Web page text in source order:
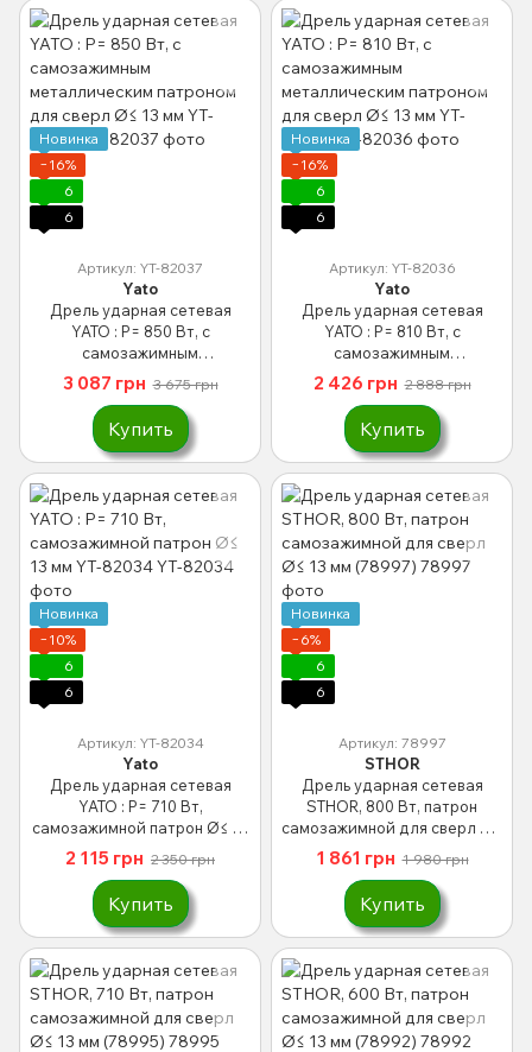
Новинка
−16%
6
6
Артикул: YT-82037
Yato
Дрель ударная сетевая
YATO : P= 850 Вт, с
самозажимным
металлическим патроном
для сверл Ø≤ 13 мм YT-82037
3 087 грн 3 675 грн
Купить
Новинка
−16%
6
6
Артикул: YT-82036
Yato
Дрель ударная сетевая
YATO : P= 810 Вт, с
самозажимным
металлическим патроном
для сверл Ø≤ 13 мм YT-82036
2 426 грн 2 888 грн
Купить
Новинка
−10%
6
6
Артикул: YT-82034
Yato
Дрель ударная сетевая
YATO : P= 710 Вт,
самозажимной патрон Ø≤ 13
мм YT-82034
2 115 грн 2 350 грн
Купить
Новинка
−6%
6
6
Артикул: 78997
STHOR
Дрель ударная сетевая
STHOR, 800 Вт, патрон
самозажимной для сверл Ø≤
13 мм (78997)
1 861 грн 1 980 грн
Купить